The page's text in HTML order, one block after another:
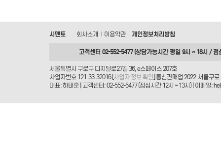
시멘토 회사소개 이용약관 개인정보처리방침
고객센터 02-552-5477 (상담가능시간 평일 9시 ~ 18시 / 점
서울특별시 구로구 디지털로27길 36, e스페이스 207호
사업자번호 121-33-32016 [ 사업자 정보 확인 ] 통신판매업 2022-서울구
대표: 하태훈 | 고객센터: 02-552-5477 (점심시간 12시 ~ 13시) | 이메일: